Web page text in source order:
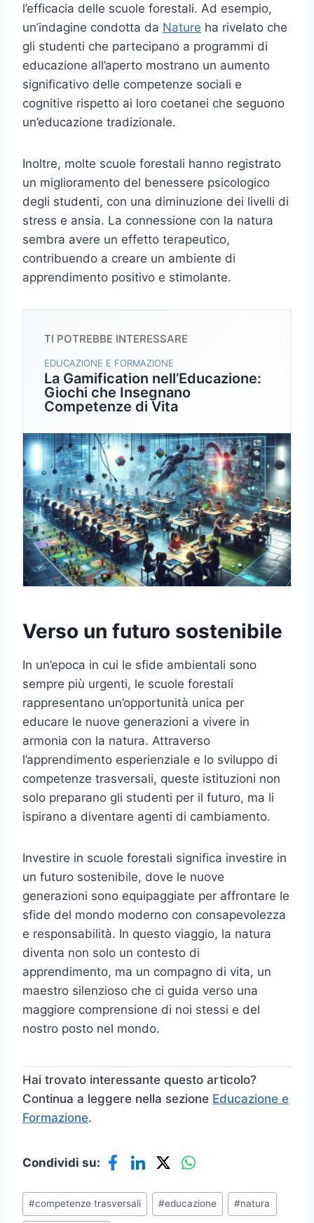
l’efficacia delle scuole forestali. Ad esempio,
un’indagine condotta da Nature ha rivelato che
gli studenti che partecipano a programmi di
educazione all’aperto mostrano un aumento
significativo delle competenze sociali e
cognitive rispetto ai loro coetanei che seguono
un’educazione tradizionale.
Inoltre, molte scuole forestali hanno registrato
un miglioramento del benessere psicologico
degli studenti, con una diminuzione dei livelli di
stress e ansia. La connessione con la natura
sembra avere un effetto terapeutico,
contribuendo a creare un ambiente di
apprendimento positivo e stimolante.
TI POTREBBE INTERESSARE
EDUCAZIONE E FORMAZIONE
La Gamification nell’Educazione:
Giochi che Insegnano
Competenze di Vita
Verso un futuro sostenibile
In un’epoca in cui le sfide ambientali sono
sempre più urgenti, le scuole forestali
rappresentano un’opportunità unica per
educare le nuove generazioni a vivere in
armonia con la natura. Attraverso
l’apprendimento esperienziale e lo sviluppo di
competenze trasversali, queste istituzioni non
solo preparano gli studenti per il futuro, ma li
ispirano a diventare agenti di cambiamento.
Investire in scuole forestali significa investire in
un futuro sostenibile, dove le nuove
generazioni sono equipaggiate per affrontare le
sfide del mondo moderno con consapevolezza
e responsabilità. In questo viaggio, la natura
diventa non solo un contesto di
apprendimento, ma un compagno di vita, un
maestro silenzioso che ci guida verso una
maggiore comprensione di noi stessi e del
nostro posto nel mondo.
Hai trovato interessante questo articolo?
Continua a leggere nella sezione Educazione e
Formazione.
Condividi su:
Tag
articolo:
#competenze trasversali #educazione #natura